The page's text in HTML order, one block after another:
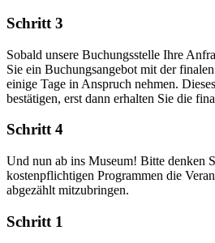
Schritt 3
Sobald unsere Buchungsstelle Ihre
Sie ein Buchungsangebot mit der
einige Tage in Anspruch nehmen.
bestätigen, erst dann erhalten Sie die
Schritt 4
Und nun ab ins Museum! Bitte denken
kostenpflichtigen Programmen die
abgezählt mitzubringen.
Schritt 1